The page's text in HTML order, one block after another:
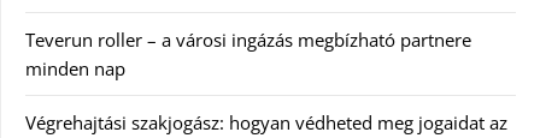
Teverun roller – a városi ingázás megbízható partnere
minden nap
Végrehajtási szakjogász: hogyan védheted meg jogaidat az